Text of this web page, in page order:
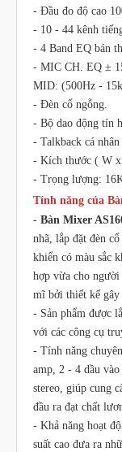
- Đầu đo độ cao
- 10 - 44 kênh
- 4 Band EQ bán
- MIC CH. EQ ±
MID: (500Hz -
- Đèn cổ ngỗng.
- Bộ dao động tín
- Talkback cá
- Kích thước ( W
- Trọng lượng:
Tính năng của
- Bàn Mixer
nhã, lắp đặt đèn
khiển có màu sắc
hợp vừa cho
mĩ bởi thiết kế gây
- Sản phẩm được
với các công cụ
- Tính năng
amp, 2 - 4 dầu
stereo, giúp cung
đầu ra đạt chất
- Khả năng hoạt
suất cao đưa ra